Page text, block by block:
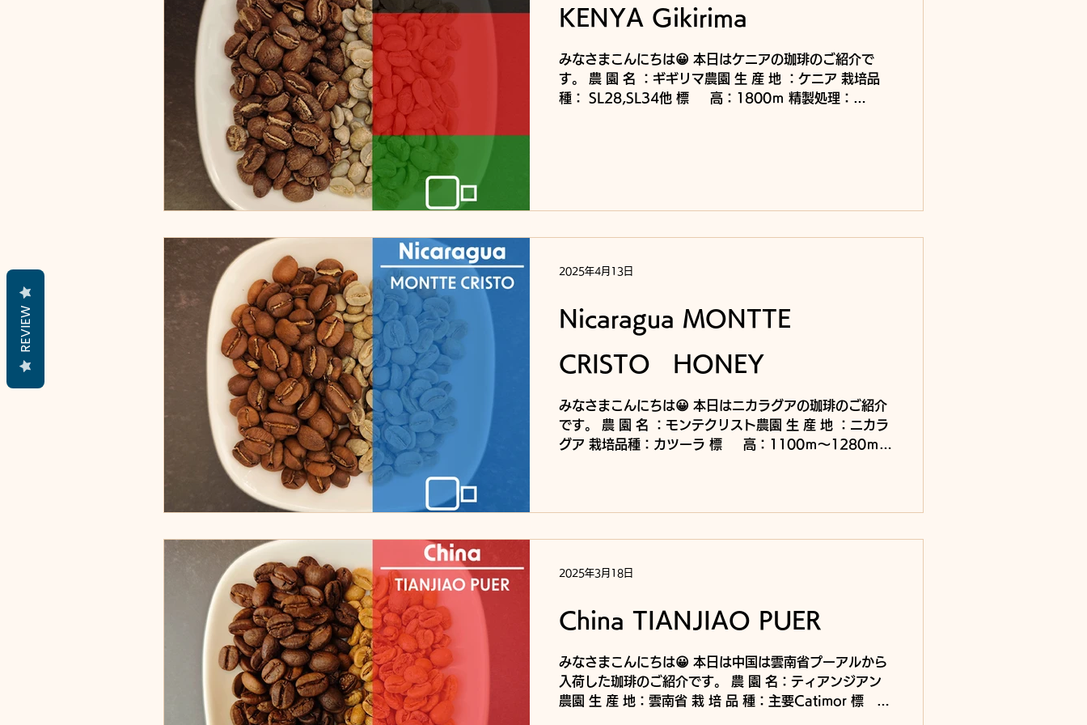
KENYA Gikirima
みなさまこんにちは😀 本日はケニアの珈琲のご紹介で
す。 農 園 名 ：ギギリマ農園 生 産 地 ：ケニア 栽培品
種： SL28,SL34他 標 高：1800ｍ 精製処理：
Nicaragua MONTTE
CRISTO HONEY
みなさまこんにちは😀 本日はニカラグアの珈琲のご紹介
です。 農 園 名 ：モンテクリスト農園 生 産 地 ：ニカラ
グア 栽培品種：カツーラ 標 高：1100ｍ～1280ｍ
2025年4月13日
China TIANJIAO PUER
みなさまこんにちは😀 本日は中国は雲南省プーアルから
入荷した珈琲のご紹介です。 農 園 名：ティアンジアン
農園 生 産 地：雲南省 栽 培 品 種：主要Catimor 標
2025年3月18日
REVIEW